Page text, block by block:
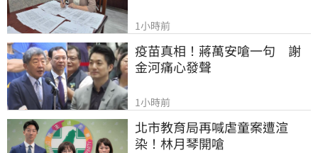
1小時前
疫苗真相！蔣萬安嗆一句　謝
金河痛心發聲
1小時前
北市教育局再喊虐童案遭渲
染！林月琴開嗆